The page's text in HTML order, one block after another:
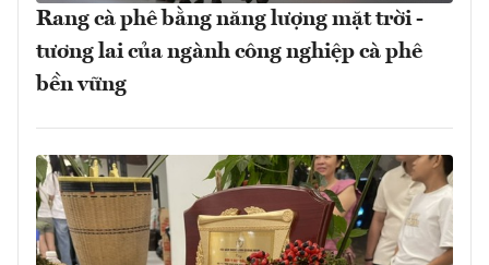
Rang cà phê bằng năng lượng mặt trời -
tương lai của ngành công nghiệp cà phê
bền vững